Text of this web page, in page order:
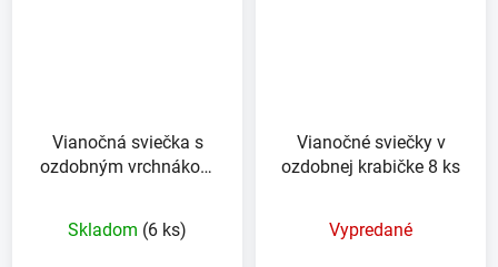
Vianočná sviečka s
ozdobným vrchnákom
Skladom (6 ks)
Vianočné sviečky v
ozdobnej krabičke 8 ks
Vypredané